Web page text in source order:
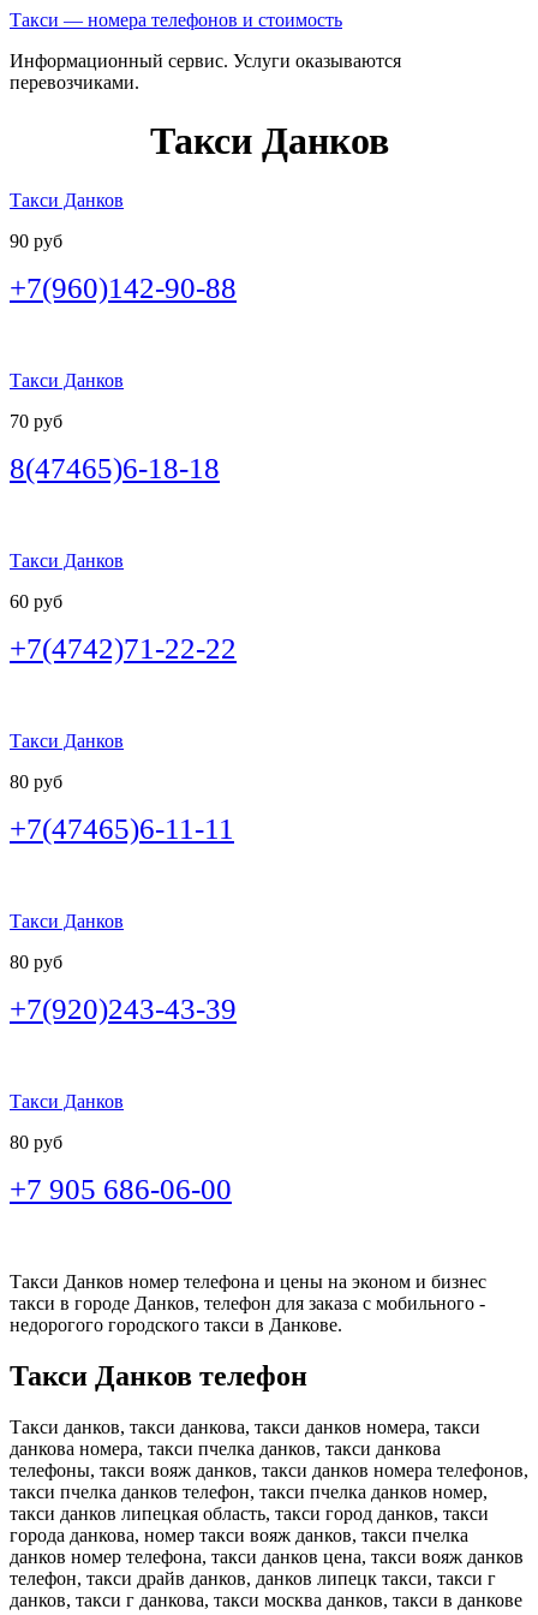
Такси — номера телефонов и стоимость
Информационный сервис. Услуги оказываются
перевозчиками.
Такси Данков
Такси Данков
90 руб
+7(960)142-90-88
Такси Данков
70 руб
8(47465)6-18-18
Такси Данков
60 руб
+7(4742)71-22-22
Такси Данков
80 руб
+7(47465)6-11-11
Такси Данков
80 руб
+7(920)243-43-39
Такси Данков
80 руб
+7 905 686-06-00
Такси Данков номер телефона и цены на эконом и бизнес
такси в городе Данков, телефон для заказа с мобильного -
недорогого городского такси в Данкове.
Такси Данков телефон
Такси данков, такси данкова, такси данков номера, такси
данкова номера, такси пчелка данков, такси данкова
телефоны, такси вояж данков, такси данков номера телефонов,
такси пчелка данков телефон, такси пчелка данков номер,
такси данков липецкая область, такси город данков, такси
города данкова, номер такси вояж данков, такси пчелка
данков номер телефона, такси данков цена, такси вояж данков
телефон, такси драйв данков, данков липецк такси, такси г
данков, такси г данкова, такси москва данков, такси в данкове